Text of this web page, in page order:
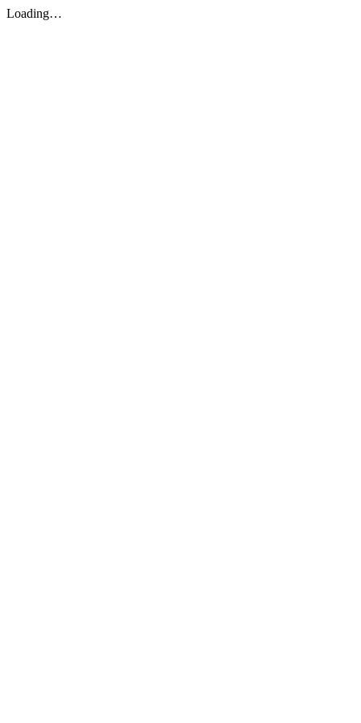
Loading…